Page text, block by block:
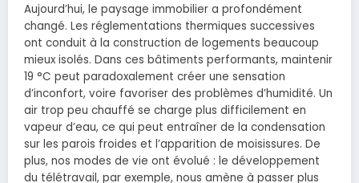
Aujourd’hui, le paysage immobilier a profondément
changé. Les réglementations thermiques successives
ont conduit à la construction de logements beaucoup
mieux isolés. Dans ces bâtiments performants, maintenir
19 °C peut paradoxalement créer une sensation
d’inconfort, voire favoriser des problèmes d’humidité. Un
air trop peu chauffé se charge plus difficilement en
vapeur d’eau, ce qui peut entraîner de la condensation
sur les parois froides et l’apparition de moisissures. De
plus, nos modes de vie ont évolué : le développement
du télétravail, par exemple, nous amène à passer plus